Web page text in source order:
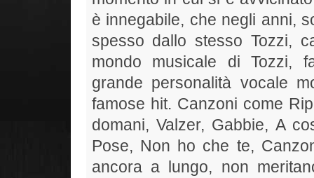
è innegabile, che negli anni,
spesso dallo stesso Tozzi,
mondo musicale di Tozzi,
grande personalità vocale
famose hit. Canzoni come
domani, Valzer, Gabbie, A
Pose, Non ho che te,
ancora a lungo, non